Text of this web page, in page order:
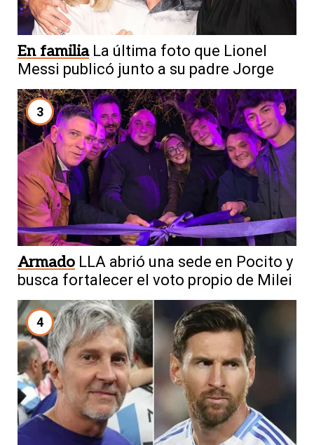
En familia La última foto que Lionel
Messi publicó junto a su padre Jorge
3
Armado LLA abrió una sede en Pocito y
busca fortalecer el voto propio de Milei
4